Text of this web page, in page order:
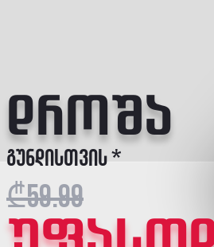
მწვრთნელისთვის*
₾119.99